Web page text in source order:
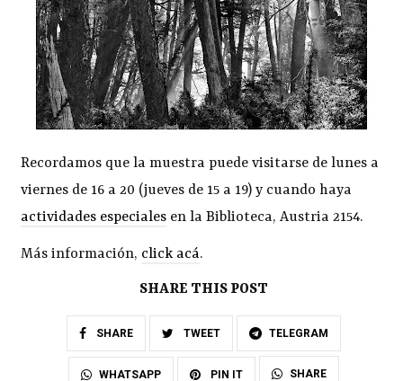
Recordamos que la muestra puede visitarse de lunes a
viernes de 16 a 20 (jueves de 15 a 19) y cuando haya
actividades especiales en la Biblioteca, Austria 2154.
Más información, click acá.
SHARE THIS POST
SHARE TWEET TELEGRAM
WHATSAPP PIN IT SHARE